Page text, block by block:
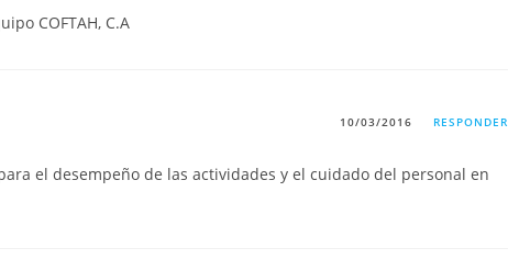
COFTAH, C.A
10/03/2016 RESPONDER
el desempeño de las actividades y el cuidado del personal en